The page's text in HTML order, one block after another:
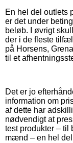
En hel del outlets
er det under
beløb. I øvrigt
der i de fleste
på Horsens,
til et
Det er jo
information om
af dette har
nødvendigt at
test produkter – til
mænd – en hel